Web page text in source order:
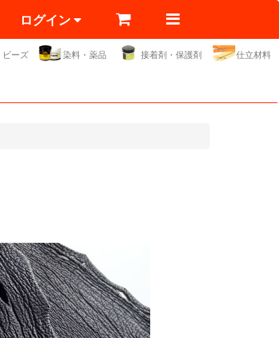
ログイン
ビーズ 染料・薬品 接着剤・保護剤 仕立材料